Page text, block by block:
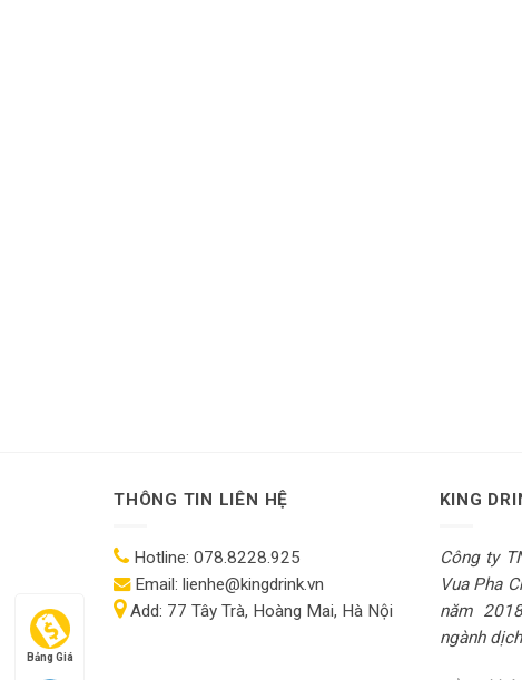
THÔNG TIN LIÊN HỆ
Hotline: 078.8228.925
Email: lienhe@kingdrink.vn
Add: 77 Tây Trà, Hoàng Mai, Hà Nội
KING
Công ty
Vua Pha
năm
ngành
Bảng Giá